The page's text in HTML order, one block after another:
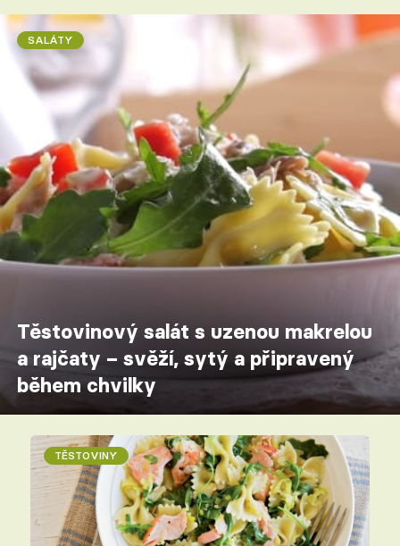
SALÁTY
Těstovinový salát s uzenou makrelou
a rajčaty – svěží, sytý a připravený
během chvilky
TĚSTOVINY